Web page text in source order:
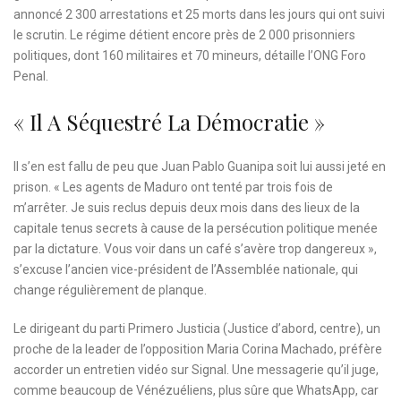
annoncé 2 300 arrestations et 25 morts dans les jours qui ont suivi
le scrutin. Le régime détient encore près de 2 000 prisonniers
politiques, dont 160 militaires et 70 mineurs, détaille l’ONG Foro
Penal.
« Il A Séquestré La Démocratie »
Il s’en est fallu de peu que Juan Pablo Guanipa soit lui aussi jeté en
prison. « Les agents de Maduro ont tenté par trois fois de
m’arrêter. Je suis reclus depuis deux mois dans des lieux de la
capitale tenus secrets à cause de la persécution politique menée
par la dictature. Vous voir dans un café s’avère trop dangereux »,
s’excuse l’ancien vice-président de l’Assemblée nationale, qui
change régulièrement de planque.
Le dirigeant du parti Primero Justicia (Justice d’abord, centre), un
proche de la leader de l’opposition Maria Corina Machado, préfère
accorder un entretien vidéo sur Signal. Une messagerie qu’il juge,
comme beaucoup de Vénézuéliens, plus sûre que WhatsApp, car